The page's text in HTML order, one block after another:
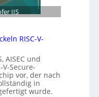
IIS
RISC-V-
AISEC und
V-Secure-
vor, der nach
in
wurde.